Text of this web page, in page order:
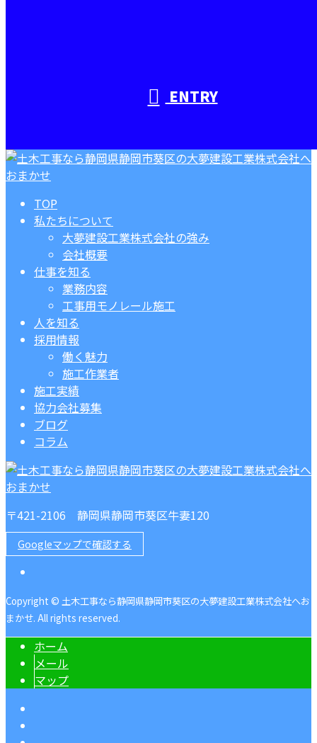
ENTRY
TOP
私たちについて
大夢建設工業株式会社の強み
会社概要
仕事を知る
業務内容
工事用モノレール施工
人を知る
採用情報
働く魅力
施工作業者
施工実績
協力会社募集
ブログ
コラム
〒421-2106 静岡県静岡市葵区牛妻120
Googleマップで確認する
Copyright © 土木工事なら静岡県静岡市葵区の大夢建設工業株式会社へお
まかせ. All rights reserved.
ホーム
メール
マップ